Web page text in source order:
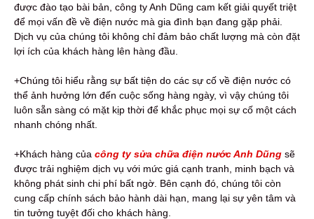
được đào tạo bài bản, công ty Anh Dũng cam kết giải quyết triệt
để mọi vấn đề về điện nước mà gia đình bạn đang gặp phải.
Dịch vụ của chúng tôi không chỉ đảm bảo chất lượng mà còn đặt
lợi ích của khách hàng lên hàng đầu.
+Chúng tôi hiểu rằng sự bất tiện do các sự cố về điện nước có
thể ảnh hưởng lớn đến cuộc sống hàng ngày, vì vậy chúng tôi
luôn sẵn sàng có mặt kịp thời để khắc phục mọi sự cố một cách
nhanh chóng nhất.
+Khách hàng của công ty sửa chữa điện nước Anh Dũng sẽ
được trải nghiệm dịch vụ với mức giá cạnh tranh, minh bạch và
không phát sinh chi phí bất ngờ. Bên cạnh đó, chúng tôi còn
cung cấp chính sách bảo hành dài hạn, mang lại sự yên tâm và
tin tưởng tuyệt đối cho khách hàng.